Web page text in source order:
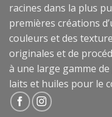
racines dans la plus
premières créations
couleurs et des
originales et de
à une large gamme
laits et huiles pour le